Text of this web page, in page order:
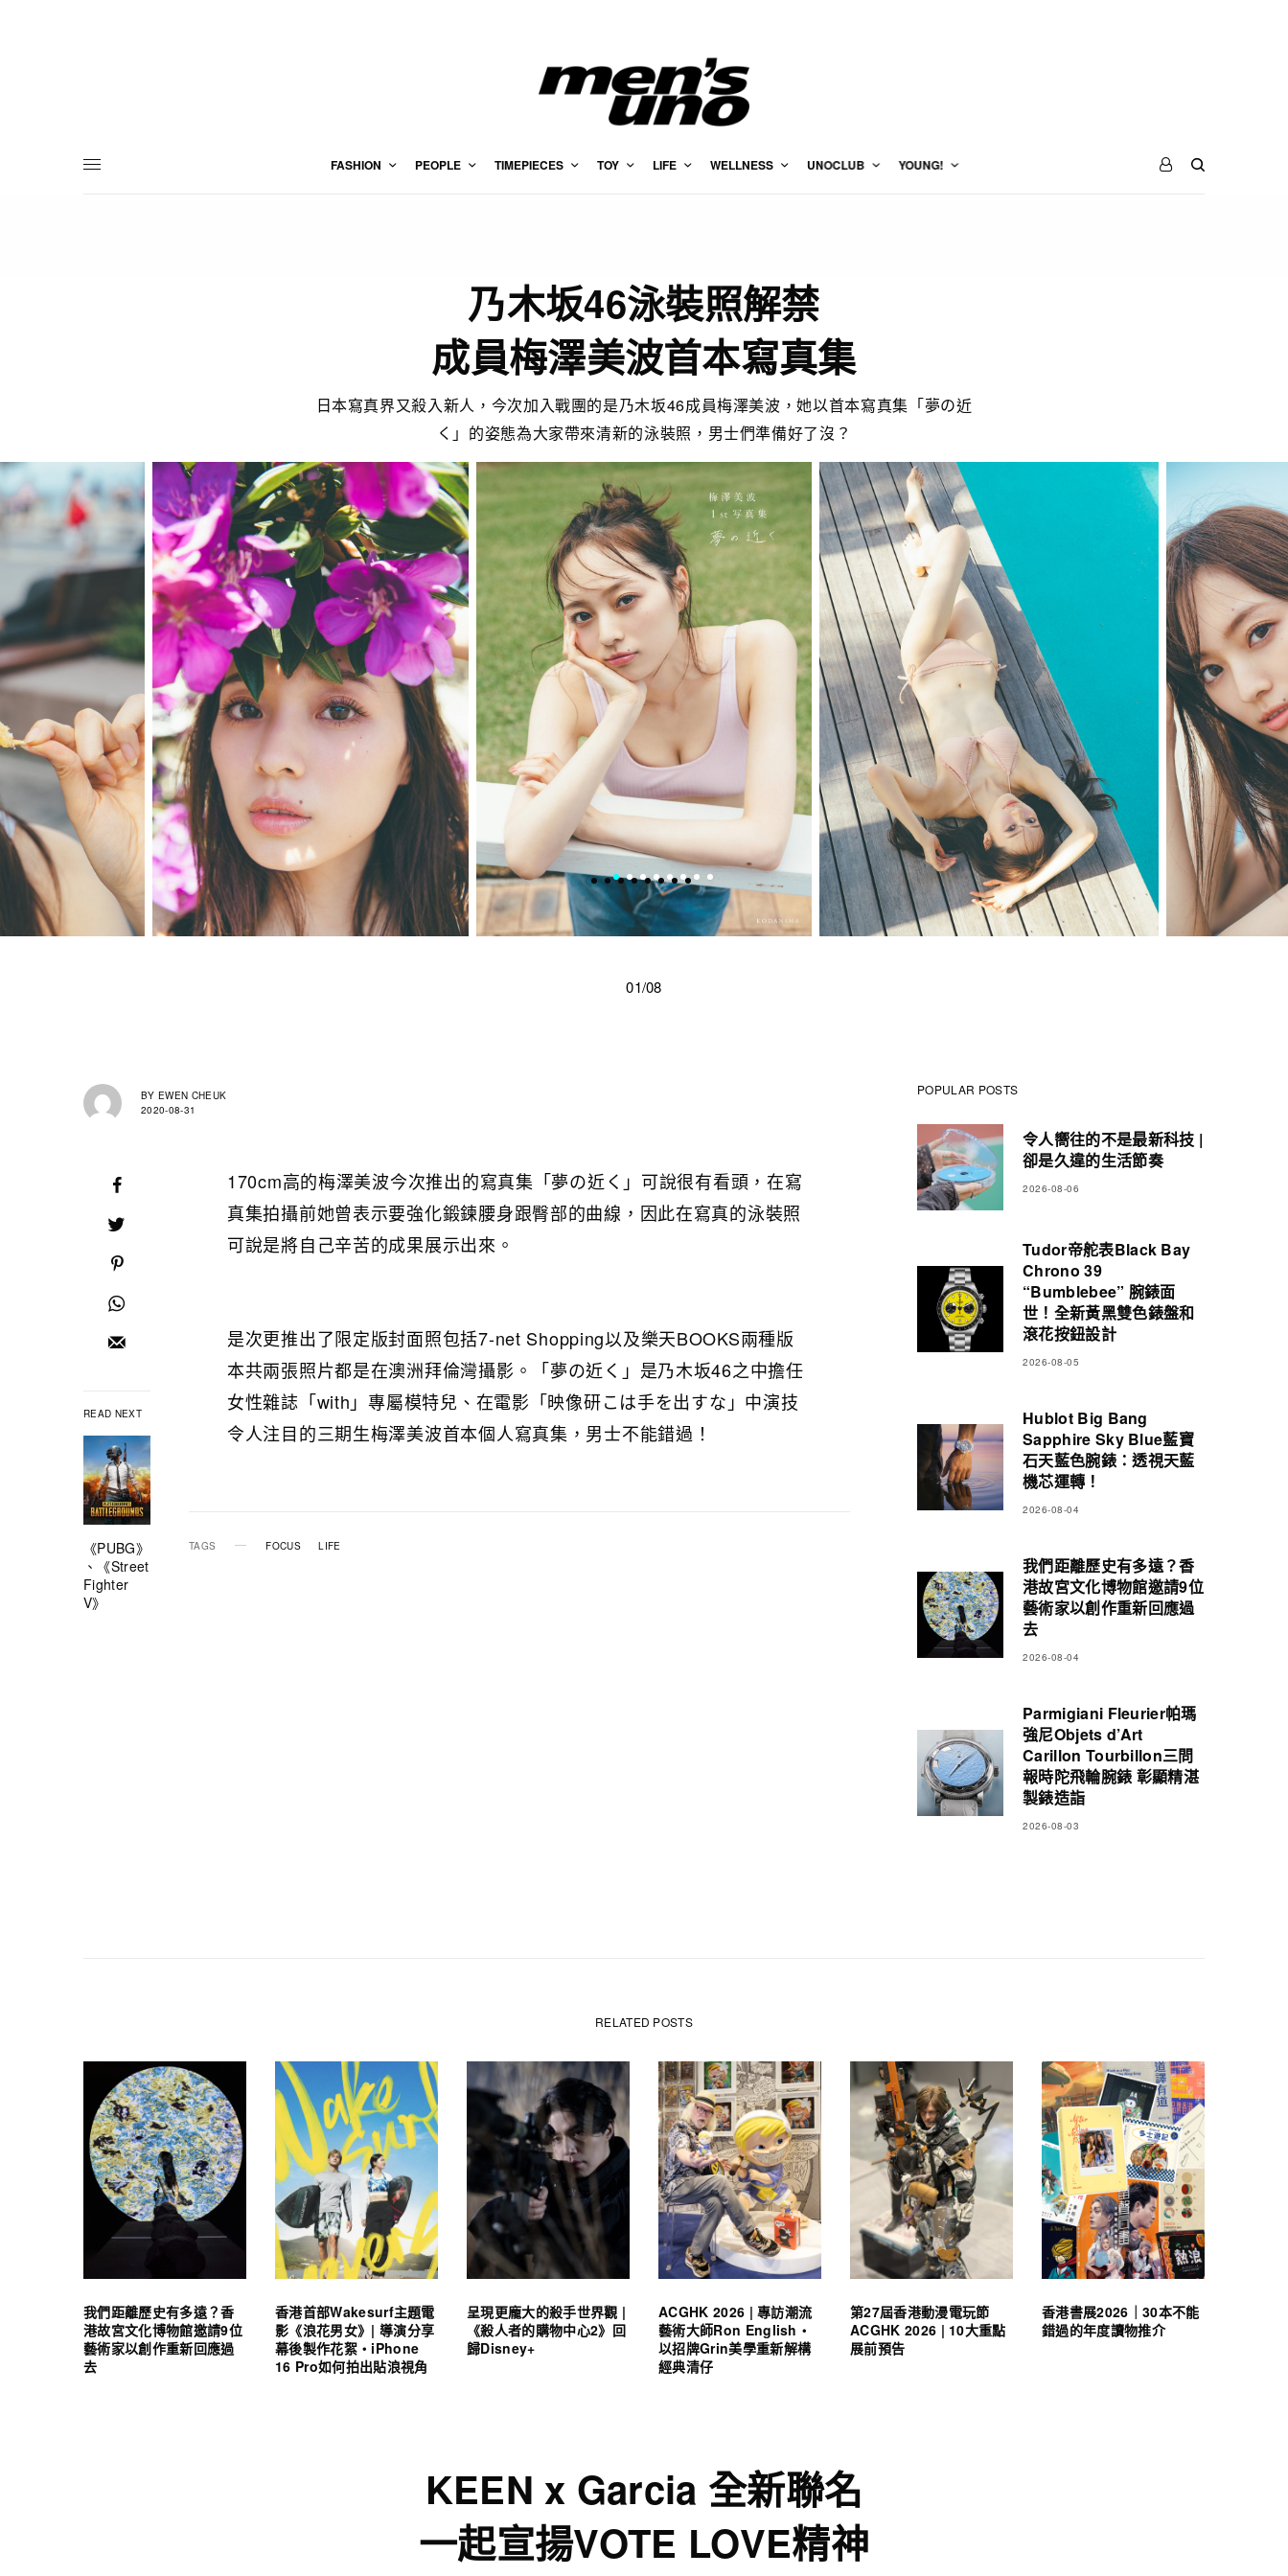
FASHION PEOPLE TIMEPIECES TOY LIFE WELLNESS UNOCLUB YOUNG!
乃木坂46泳裝照解禁
成員梅澤美波首本寫真集
日本寫真界又殺入新人，今次加入戰團的是乃木坂46成員梅澤美波，她以首本寫真集「夢の近
く」的姿態為大家帶來清新的泳裝照，男士們準備好了沒？
01/08
BY EWEN CHEUK
2020-08-31
READ NEXT
《PUBG》
、《Street
Fighter
V》
170cm高的梅澤美波今次推出的寫真集「夢の近く」可說很有看頭，在寫
真集拍攝前她曾表示要強化鍛鍊腰身跟臀部的曲線，因此在寫真的泳裝照
可說是將自己辛苦的成果展示出來。
是次更推出了限定版封面照包括7-net Shopping以及樂天BOOKS兩種版
本共兩張照片都是在澳洲拜倫灣攝影。「夢の近く」是乃木坂46之中擔任
女性雜誌「with」專屬模特兒、在電影「映像研こは手を出すな」中演技
令人注目的三期生梅澤美波首本個人寫真集，男士不能錯過！
TAGS FOCUS LIFE
POPULAR POSTS
令人嚮往的不是最新科技 |
卻是久違的生活節奏
2026-08-06
Tudor帝舵表Black Bay
Chrono 39
“Bumblebee” 腕錶面
世！全新黃黑雙色錶盤和
滾花按鈕設計
2026-08-05
Hublot Big Bang
Sapphire Sky Blue藍寶
石天藍色腕錶：透視天藍
機芯運轉！
2026-08-04
我們距離歷史有多遠？香
港故宮文化博物館邀請9位
藝術家以創作重新回應過
去
2026-08-04
Parmigiani Fleurier帕瑪
強尼Objets d’Art
Carillon Tourbillon三問
報時陀飛輪腕錶 彰顯精湛
製錶造詣
2026-08-03
RELATED POSTS
我們距離歷史有多遠？香
港故宮文化博物館邀請9位
藝術家以創作重新回應過
去
香港首部Wakesurf主題電
影《浪花男女》| 導演分享
幕後製作花絮・iPhone
16 Pro如何拍出貼浪視角
呈現更龐大的殺手世界觀 |
《殺人者的購物中心2》回
歸Disney+
ACGHK 2026 | 專訪潮流
藝術大師Ron English・
以招牌Grin美學重新解構
經典清仔
第27屆香港動漫電玩節
ACGHK 2026 | 10大重點
展前預告
香港書展2026｜30本不能
錯過的年度讀物推介
KEEN x Garcia 全新聯名
一起宣揚VOTE LOVE精神